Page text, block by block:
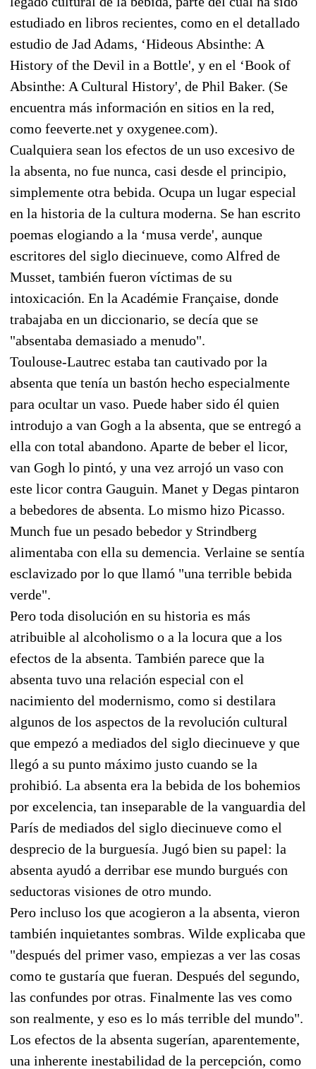
estudiado en libros recientes, como en el detallado
estudio de Jad Adams, ‘Hideous Absinthe: A
History of the Devil in a Bottle', y en el ‘Book of
Absinthe: A Cultural History', de Phil Baker. (Se
encuentra más información en sitios en la red,
como feeverte.net y oxygenee.com).
Cualquiera sean los efectos de un uso excesivo de
la absenta, no fue nunca, casi desde el principio,
simplemente otra bebida. Ocupa un lugar especial
en la historia de la cultura moderna. Se han escrito
poemas elogiando a la ‘musa verde', aunque
escritores del siglo diecinueve, como Alfred de
Musset, también fueron víctimas de su
intoxicación. En la Académie Française, donde
trabajaba en un diccionario, se decía que se
"absentaba demasiado a menudo".
Toulouse-Lautrec estaba tan cautivado por la
absenta que tenía un bastón hecho especialmente
para ocultar un vaso. Puede haber sido él quien
introdujo a van Gogh a la absenta, que se entregó a
ella con total abandono. Aparte de beber el licor,
van Gogh lo pintó, y una vez arrojó un vaso con
este licor contra Gauguin. Manet y Degas pintaron
a bebedores de absenta. Lo mismo hizo Picasso.
Munch fue un pesado bebedor y Strindberg
alimentaba con ella su demencia. Verlaine se sentía
esclavizado por lo que llamó "una terrible bebida
verde".
Pero toda disolución en su historia es más
atribuible al alcoholismo o a la locura que a los
efectos de la absenta. También parece que la
absenta tuvo una relación especial con el
nacimiento del modernismo, como si destilara
algunos de los aspectos de la revolución cultural
que empezó a mediados del siglo diecinueve y que
llegó a su punto máximo justo cuando se la
prohibió. La absenta era la bebida de los bohemios
por excelencia, tan inseparable de la vanguardia del
París de mediados del siglo diecinueve como el
desprecio de la burguesía. Jugó bien su papel: la
absenta ayudó a derribar ese mundo burgués con
seductoras visiones de otro mundo.
Pero incluso los que acogieron a la absenta, vieron
también inquietantes sombras. Wilde explicaba que
"después del primer vaso, empiezas a ver las cosas
como te gustaría que fueran. Después del segundo,
las confundes por otras. Finalmente las ves como
son realmente, y eso es lo más terrible del mundo".
Los efectos de la absenta sugerían, aparentemente,
una inherente inestabilidad de la percepción, como